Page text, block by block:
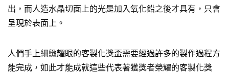
出，而人造水晶切面上的光是加入氧化鉛之後才具有，只會
呈現於表面上。
人們手上細緻耀眼的客製化獎盃需要經過許多的製作過程方
能完成，如此才能成就這些代表著獲獎者榮耀的客製化獎